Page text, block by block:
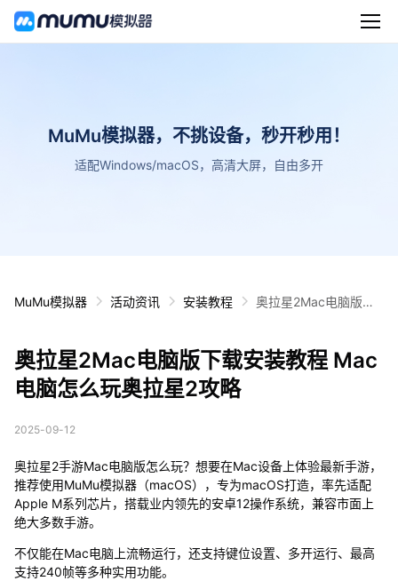
MuMu模拟器，不挑设备，秒开秒用！
适配Windows/macOS，高清大屏，自由多开
MuMu模拟器 活动资讯 安装教程
奥拉星2Mac电脑版下
奥拉星2Mac电脑版下载安装教程 Mac
电脑怎么玩奥拉星2攻略
2025-09-12
奥拉星2手游Mac电脑版怎么玩？想要在Mac设备上体验最新手游，
推荐使用MuMu模拟器（macOS），专为macOS打造，率先适配
Apple M系列芯片，搭载业内领先的安卓12操作系统，兼容市面上
绝大多数手游。
不仅能在Mac电脑上流畅运行，还支持键位设置、多开运行、最高
支持240帧等多种实用功能。